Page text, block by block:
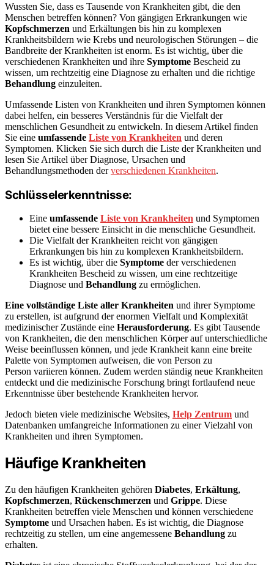
Wussten Sie, dass es Tausende von Krankheiten gibt, die den
Menschen betreffen können? Von gängigen Erkrankungen wie
Kopfschmerzen und Erkältungen bis hin zu komplexen
Krankheitsbildern wie Krebs und neurologischen Störungen – die
Bandbreite der Krankheiten ist enorm. Es ist wichtig, über die
verschiedenen Krankheiten und ihre Symptome Bescheid zu
wissen, um rechtzeitig eine Diagnose zu erhalten und die richtige
Behandlung einzuleiten.
Umfassende Listen von Krankheiten und ihren Symptomen können
dabei helfen, ein besseres Verständnis für die Vielfalt der
menschlichen Gesundheit zu entwickeln. In diesem Artikel finden
Sie eine umfassende Liste von Krankheiten und deren
Symptomen. Klicken Sie sich durch die Liste der Krankheiten und
lesen Sie Artikel über Diagnose, Ursachen und
Behandlungsmethoden derverschiedenen Krankheiten.
Schlüsselerkenntnisse:
Eine umfassende Liste von Krankheiten und Symptomen
bietet eine bessere Einsicht in die menschliche Gesundheit.
Die Vielfalt der Krankheiten reicht von gängigen
Erkrankungen bis hin zu komplexen Krankheitsbildern.
Es ist wichtig, über die Symptome der verschiedenen
Krankheiten Bescheid zu wissen, um eine rechtzeitige
Diagnose und Behandlung zu ermöglichen.
Eine vollständige Liste aller Krankheiten und ihrer Symptome
zu erstellen, ist aufgrund der enormen Vielfalt und Komplexität
medizinischer Zustände eine Herausforderung. Es gibt Tausende
von Krankheiten, die den menschlichen Körper auf unterschiedliche
Weise beeinflussen können, und jede Krankheit kann eine breite
Palette von Symptomen aufweisen, die von Person zu
Person variieren können. Zudem werden ständig neue Krankheiten
entdeckt und die medizinische Forschung bringt fortlaufend neue
Erkenntnisse über bestehende Krankheiten hervor.
Jedoch bieten viele medizinische Websites, Help Zentrum und
Datenbanken umfangreiche Informationen zu einer Vielzahl von
Krankheiten und ihren Symptomen.
Häufige Krankheiten
Zu den häufigen Krankheiten gehören Diabetes, Erkältung,
Kopfschmerzen, Rückenschmerzen und Grippe. Diese
Krankheiten betreffen viele Menschen und können verschiedene
Symptome und Ursachen haben. Es ist wichtig, die Diagnose
rechtzeitig zu stellen, um eine angemessene Behandlung zu
erhalten.